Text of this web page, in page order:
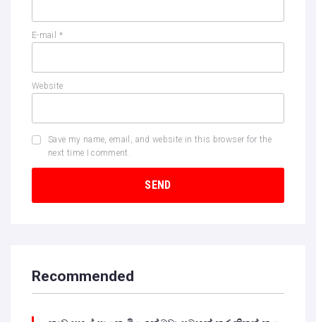
E-mail *
Website
Save my name, email, and website in this browser for the
next time I comment.
Recommended